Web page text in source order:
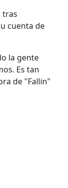
tras
cuenta de
la gente
Es tan
de "Fallin"